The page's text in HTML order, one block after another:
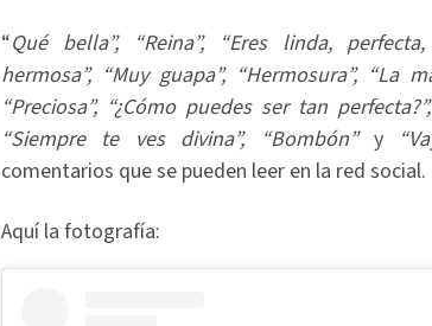
“Qué bella”, “Reina”, “Eres linda,
hermosa”, “Muy guapa”, “Hermosura”, “La
“Preciosa”, “¿Cómo puedes ser tan
“Siempre te ves divina”, “Bombón”y
comentarios que se pueden leer en la red social.
Aquí la fotografía: